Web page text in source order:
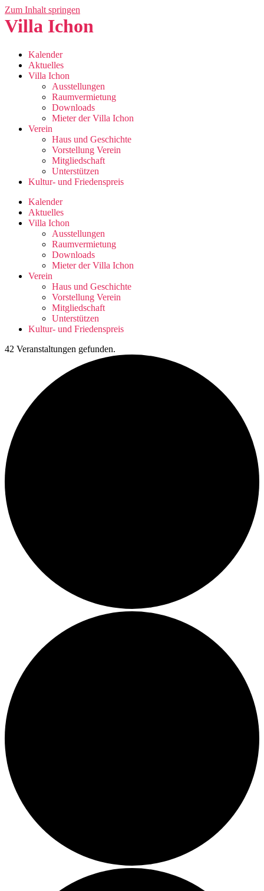
Zum Inhalt springen
Villa Ichon
Kalender
Aktuelles
Villa Ichon
Ausstellungen
Raumvermietung
Downloads
Mieter der Villa Ichon
Verein
Haus und Geschichte
Vorstellung Verein
Mitgliedschaft
Unterstützen
Kultur- und Friedenspreis
Kalender
Aktuelles
Villa Ichon
Ausstellungen
Raumvermietung
Downloads
Mieter der Villa Ichon
Verein
Haus und Geschichte
Vorstellung Verein
Mitgliedschaft
Unterstützen
Kultur- und Friedenspreis
42 Veranstaltungen gefunden.